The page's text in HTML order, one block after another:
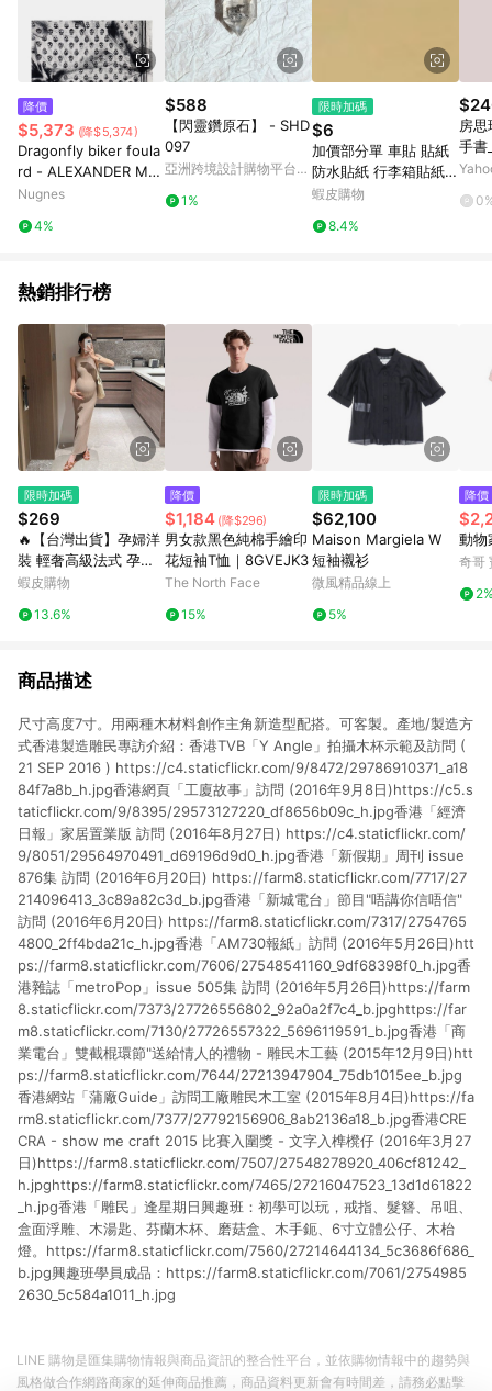
Pinkoi 購物商品資訊頁及購物車標示為準。 10. 點數紅包使用規
則請以點數紅包活動說明為準。 11. 若於 LINE 購物前往 Pinkoi
頁面後才首次下載 Pinkoi APP 並完成訂單，不符合導購資格；承
上，首次下載 Pinkoi APP 後，需透過 LINE 購物前往 Pinkoi 頁
降價
$5,373 (降$5,374)
Dragonfly biker foula
rd - ALEXANDER MC
QUEEN - gender_Ma
Nugnes
4%
$588
【閃靈鑽原石】 - SHD
097
亞洲跨境設計購物平台
1%
限時加碼
$6
加價部分單 車貼 貼紙
防水貼紙 行李箱貼紙
安全帽貼紙 筆電貼紙
車貼紙
蝦皮購物
8.4%
房
手書
熱銷排行榜
限時加碼
$269
🔥【台灣出貨】孕婦洋
裝 輕奢高級法式 孕婦
連衣裙 夏季新款 氣質
織長裙 修身孕婦長裙
蝦皮購物
13.6%
降價
$1,184 (降$296)
男女款黑色純棉手繪印
花短袖T恤｜8GVEJK3
The North Face
15%
限時加碼
$62,100
Maison Margiela W
短袖襯衫
微風精品線上
5%
降價
動物
奇哥
商品描述
尺寸高度7寸。用兩種木材料創作主角新造型配搭。可客製。產地/製造方
式香港製造雕民專訪介紹：香港TVB「Y Angle」拍攝木杯示範及訪問 (
21 SEP 2016 ) https://c4.staticflickr.com/9/8472/29786910371_a18
84f7a8b_h.jpg香港網頁「工廈故事」訪問 (2016年9月8日)https://c5.s
taticflickr.com/9/8395/29573127220_df8656b09c_h.jpg香港「經濟
日報」家居置業版 訪問 (2016年8月27日) https://c4.staticflickr.com/
9/8051/29564970491_d69196d9d0_h.jpg香港「新假期」周刊 issue
876集 訪問 (2016年6月20日) https://farm8.staticflickr.com/7717/27
214096413_3c89a82c3d_b.jpg香港「新城電台」節目"唔講你信唔信"
訪問 (2016年6月20日) https://farm8.staticflickr.com/7317/2754765
4800_2ff4bda21c_h.jpg香港「AM730報紙」訪問 (2016年5月26日)htt
ps://farm8.staticflickr.com/7606/27548541160_9df68398f0_h.jpg香
港雜誌「metroPop」issue 505集 訪問 (2016年5月26日)https://farm
8.staticflickr.com/7373/27726556802_92a0a2f7c4_b.jpghttps://far
m8.staticflickr.com/7130/27726557322_5696119591_b.jpg香港「商
業電台」雙截棍環節"送給情人的禮物 - 雕民木工藝 (2015年12月9日)htt
ps://farm8.staticflickr.com/7644/27213947904_75db1015ee_b.jpg
香港網站「蒲廠Guide」訪問工廠雕民木工室 (2015年8月4日)https://fa
rm8.staticflickr.com/7377/27792156906_8ab2136a18_b.jpg香港CRE
CRA - show me craft 2015 比賽入圍獎 - 文字入榫櫈仔 (2016年3月27
日)https://farm8.staticflickr.com/7507/27548278920_406cf81242_
h.jpghttps://farm8.staticflickr.com/7465/27216047523_13d1d61822
_h.jpg香港「雕民」逢星期日興趣班：初學可以玩，戒指、髮簪、吊咀、
盒面浮雕、木湯匙、芬蘭木杯、磨菇盒、木手鈪、6寸立體公仔、木枱
燈。https://farm8.staticflickr.com/7560/27214644134_5c3686f686_
b.jpg興趣班學員成品：https://farm8.staticflickr.com/7061/2754985
2630_5c584a1011_h.jpg
LINE 購物是匯集購物情報與商品資訊的整合性平台，並依購物情報中的趨勢與
風格做合作網路商家的延伸商品推薦，商品資料更新會有時間差，請務必點擊